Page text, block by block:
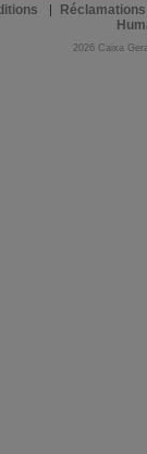
Réclamations
2026 Caixa